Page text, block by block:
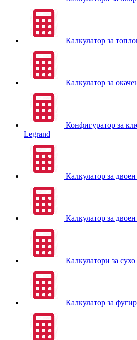
Калкулатор за
Калкулатор за
Конфигуратор за
Legrand
Калкулатор за
Калкулатор за
Калкулатори за
Калкулатор за